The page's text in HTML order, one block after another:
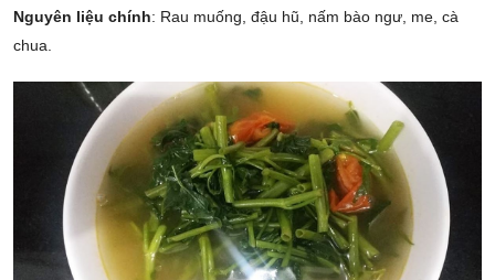
Nguyên liệu chính: Rau muống, đậu hũ, nấm bào ngư, me, cà
chua.